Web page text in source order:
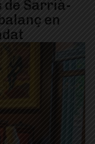
de Sarrià-
en